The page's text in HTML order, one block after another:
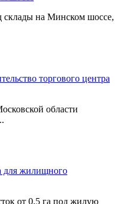
склады на Минском шоссе,
торгового центра
области
для жилищного
от 0.5 га под жилую